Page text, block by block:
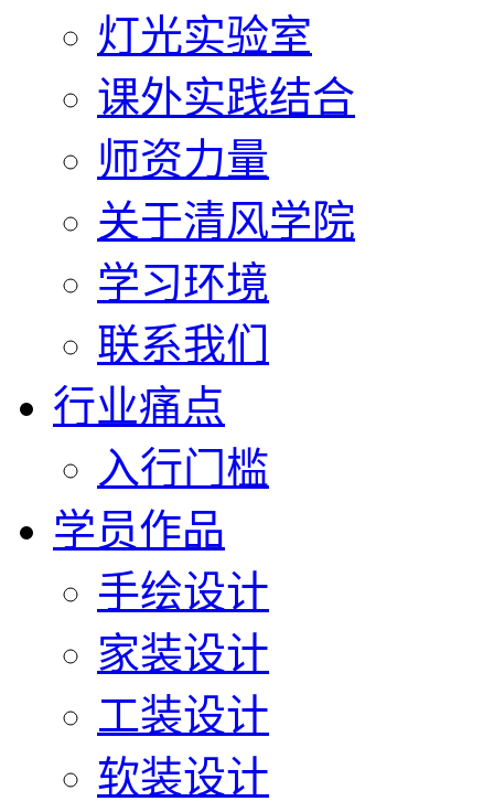
灯光实验室
课外实践结合
师资力量
关于清风学院
学习环境
联系我们
行业痛点
入行门槛
学员作品
手绘设计
家装设计
工装设计
软装设计